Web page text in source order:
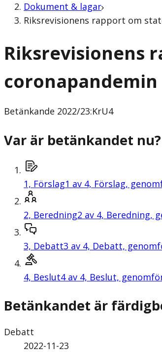
Dokument & lagar
Riksrevisionens rapport om
Riksrevisionens
coronapandemin
Betänkande 2022/23:KrU4
Var är betänkandet nu?
1, Förslag1 av 4, Förslag,
2, Beredning2 av 4, Beredning,
3, Debatt3 av 4, Debatt,
4, Beslut4 av 4, Beslut,
Betänkandet är
Debatt
2022-11-23